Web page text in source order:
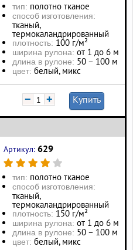
тип: полотно тканое
способ изготовления:
тканый,
термокаландрированный
плотность: 100 г/м²
ширина рулона: от 1 до 6 м
длина в рулоне: 50 – 100 м
цвет: белый, микс
− + Купить
Артикул: 629
тип: полотно тканое
способ изготовления:
тканый,
термокаландрированный
плотность: 150 г/м²
ширина рулона: от 1 до 6 м
длина в рулоне: 50 – 100 м
цвет: белый, микс